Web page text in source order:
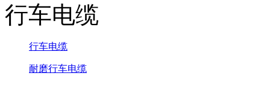
行车电缆
行车电缆
耐磨行车电缆